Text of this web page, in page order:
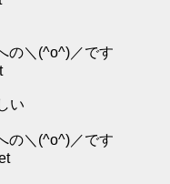
の＼(^o^)／です
い
の＼(^o^)／です